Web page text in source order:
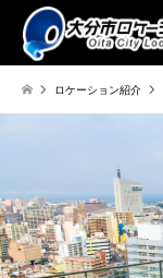
ロケーション紹介